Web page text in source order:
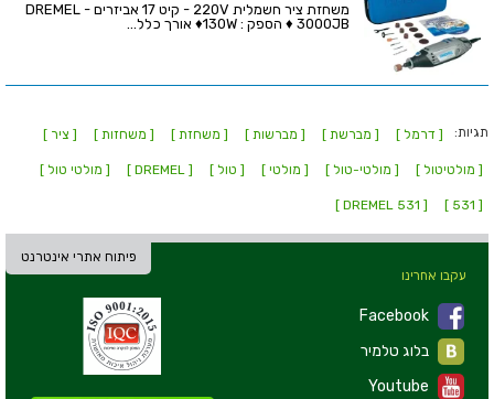
משחזת ציר חשמלית 220V - קיט 17 אביזרים - DREMEL
3000JB ♦ הספק : 130W♦ אורך כלל...
תגיות: [ דרמל ] [ מברשת ] [ מברשות ] [ משחזת ] [ משחזות ] [ ציר ]
[ מולטיטול ] [ מולטי-טול ] [ מולטי ] [ טול ] [ DREMEL ] [ מולטי טול ]
[ 531 ]
[ DREMEL 531 ]
פיתוח אתרי אינטרנט
עקבו אחרינו
Facebook
Youtube